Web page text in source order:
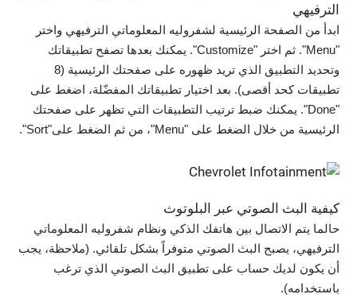
الترفيهي
ابدأ من الصفحة الرئيسية لشفروليه المعلوماتي الترفيهي واختر
"Menu". ثم اختر "Customize". يمكنك بعدها تصفح تطبيقاتك
وتحديد التطبيق الذي تريد ظهوره على صفحتك الرئيسية (8
تطبيقات كحد أقصى). بعد اختيار تطبيقاتك المفضّلة، اضغط على
"Done". يمكنك ضبط ترتيب التطبيقات التي تظهر على صفحتك
الرئيسية من خلال الضغط على "Menu"، من ثم الضغط على"Sort".
كيفية البث الصوتي عبر البلوتوث
حالما يتم الاتصال بين هاتفك الذكي ونظام شفروليه المعلوماتي
الترفيهي، يصبح البث الصوتي متوفراً بشكل تلقائي. (ملاحظة، يجب
أن يكون لديك حساب على تطبيق البث الصوتي الذي ترغب
باستخدامه).